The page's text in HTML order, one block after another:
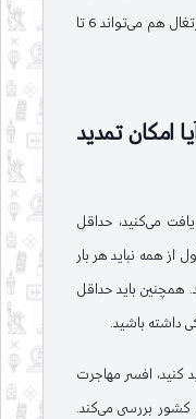
در ضمن دریافت مجوز اقامت شما در پرتغال هم می‌تواند 6 تا
امکان تمدید
می‌کنید، حداقل
از همه نباید هر بار
همچنین باید حداقل
کنید، افسر مهاجرت
کشور بررسی می‌کند.